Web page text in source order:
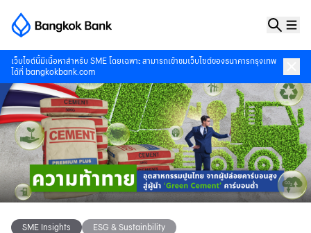
เว็บไซต์นี้มีเนื้อหาสำหรับ SME โดยเฉพาะ สามารถเข้าชมเว็บไซต์ของธนาคารกรุงเทพ
ได้ที่ bangkokbank.com
SME Insights ESG & Sustainbility